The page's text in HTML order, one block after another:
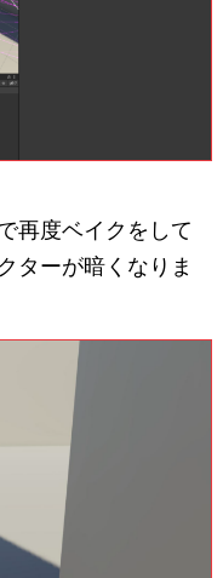
再度ベイクをして
ターが暗くなりま